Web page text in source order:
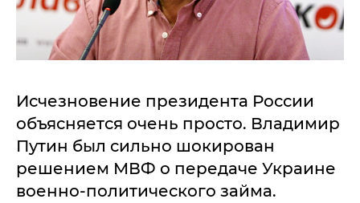
Исчезновение президента России
объясняется очень просто. Владимир
Путин был сильно шокирован
решением МВФ о передаче Украине
военно-политического займа.